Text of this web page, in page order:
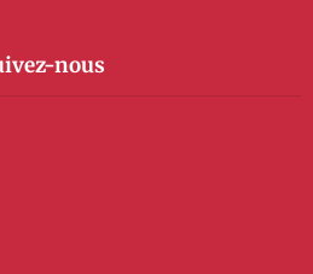
nous